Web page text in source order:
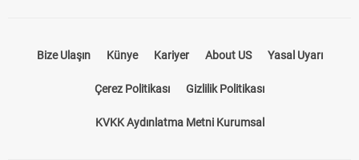
Bize Ulaşın Künye Kariyer About US Yasal Uyarı
Çerez Politikası Gizlilik Politikası
KVKK Aydınlatma Metni Kurumsal